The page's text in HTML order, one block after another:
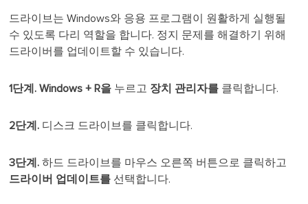
드라이브는 Windows와 응용 프로그램이 원활하게 실행될
수 있도록 다리 역할을 합니다. 정지 문제를 해결하기 위해
드라이버를 업데이트할 수 있습니다.
1단계. Windows + R을 누르고 장치 관리자를 클릭합니다.
2단계. 디스크 드라이브를 클릭합니다.
3단계. 하드 드라이브를 마우스 오른쪽 버튼으로 클릭하고
드라이버 업데이트를 선택합니다.